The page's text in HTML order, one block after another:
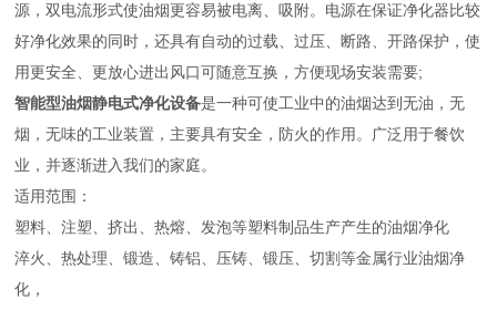
源，双电流形式使油烟更容易被电离、吸附。电源在保证净化器比较
好净化效果的同时，还具有自动的过载、过压、断路、开路保护，使
用更安全、更放心进出风口可随意互换，方便现场安装需要;
智能型油烟静电式净化设备是一种可使工业中的油烟达到无油，无
烟，无味的工业装置，主要具有安全，防火的作用。广泛用于餐饮
业，并逐渐进入我们的家庭。
适用范围：
塑料、注塑、挤出、热熔、发泡等塑料制品生产产生的油烟净化
淬火、热处理、锻造、铸铝、压铸、锻压、切割等金属行业油烟净
化，